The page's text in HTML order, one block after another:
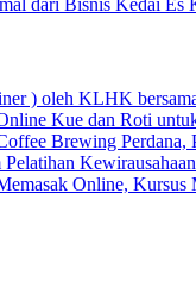
dari Bisnis Kedai Es
) oleh KLHK
Kue dan Roti
Brewing
Pelatihan
Online,